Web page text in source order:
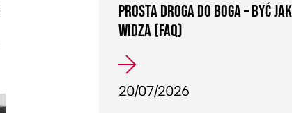
PROSTA DROGA DO BOGA – BYĆ
WIDZA (FAQ)
20/07/2026